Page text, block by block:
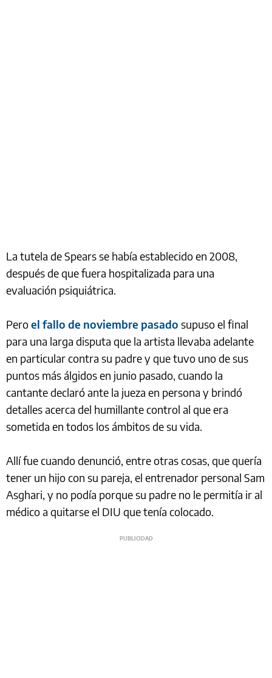
La tutela de Spears se había establecido en 2008,
después de que fuera hospitalizada para una
evaluación psiquiátrica.
Peroel fallo de noviembre pasado supuso el final
para una larga disputa que la artista llevaba adelante
en particular contra su padre y que tuvo uno de sus
puntos más álgidos en junio pasado, cuando la
cantante declaró ante la jueza en persona y brindó
detalles acerca del humillante control al que era
sometida en todos los ámbitos de su vida.
Allí fue cuando denunció, entre otras cosas, que quería
tener un hijo con su pareja, el entrenador personal Sam
Asghari, y no podía porque su padre no le permitía ir al
médico a quitarse el DIU que tenía colocado.